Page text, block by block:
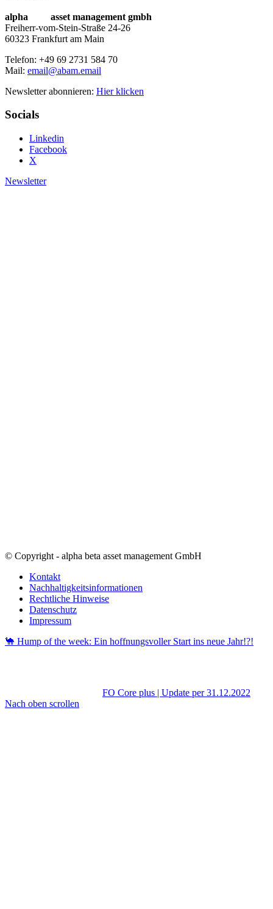
alpha
asset management gmbh
Freiherr-vom-Stein-Straße 24-26
60323 Frankfurt am Main
Telefon: +49 69 2731 584 70
Mail: email@abam.email
Newsletter abonnieren: Hier klicken
Socials
Linkedin
Facebook
X
Newsletter
© Copyright - alpha beta asset management GmbH
Kontakt
Nachhaltigkeitsinformationen
Rechtliche Hinweise
Datenschutz
Impressum
🐪 Hump of the week: Ein hoffnungsvoller Start ins neue Jahr!?!
FO Core plus | Update per 31.12.2022
Nach oben scrollen